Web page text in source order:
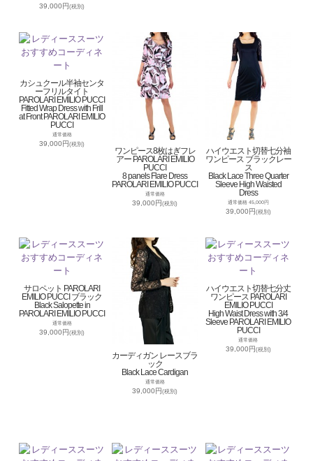
39,000円(税別)
カシュクール半袖センタ
ーフリルタイト
PAROLARI EMILIO PUCCI
Fitted Wrap Dress with Frill
at Front PAROLARI EMILIO
PUCCI
通常価格
39,000円(税別)
ワンピース8枚はぎフレ
アー PAROLARI EMILIO
PUCCI
8 panels Flare Dress
PAROLARI EMILIO PUCCI
通常価格
39,000円(税別)
ハイウエスト切替七分袖
ワンピース ブラックレー
ス
Black Lace Three Quarter
Sleeve High Waisted
Dress
通常価格 45,000円
39,000円(税別)
サロペット PAROLARI
EMILIO PUCCI ブラック
Black Salopette in
PAROLARI EMILIO PUCCI
通常価格
39,000円(税別)
カーディガン レースブラ
ック
Black Lace Cardigan
通常価格
39,000円(税別)
ハイウエスト切替七分丈
ワンピース PAROLARI
EMILIO PUCCI
High Waist Dress with 3/4
Sleeve PAROLARI EMILIO
PUCCI
通常価格
39,000円(税別)